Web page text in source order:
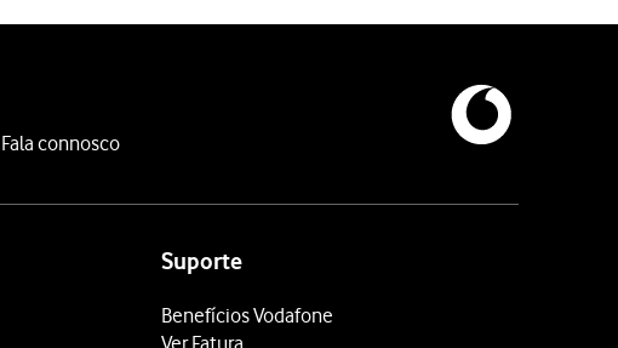
Fala connosco
Suporte
Benefícios Vodafone
Ver Fatura